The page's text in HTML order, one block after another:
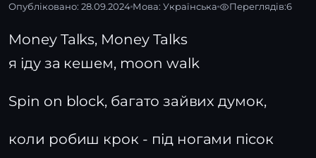
Опубліковано: 28.09.2024 Мова: Українська Переглядів:6
Money Talks, Money Talks
я іду за кешем, moon walk
Spin on block, багато зайвих думок,
коли робиш крок - під ногами пісок